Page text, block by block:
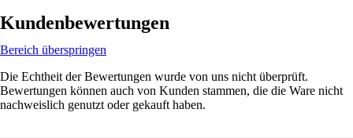
Kundenbewertungen
Bereich überspringen
Die Echtheit der Bewertungen wurde von uns nicht überprüft.
Bewertungen können auch von Kunden stammen, die die Ware nicht
nachweislich genutzt oder gekauft haben.